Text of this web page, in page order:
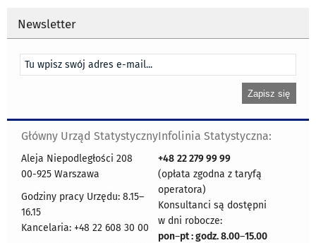
Newsletter
Główny Urząd Statystyczny
Aleja Niepodległości 208
00-925 Warszawa
Godziny pracy Urzędu: 8.15–
16.15
Kancelaria: +48 22 608 30 00
Infolinia Statystyczna:
+48 22 279 99 99
(opłata zgodna z taryfą
operatora)
Konsultanci są dostępni
w dni robocze:
pon–pt : godz. 8.00–15.00